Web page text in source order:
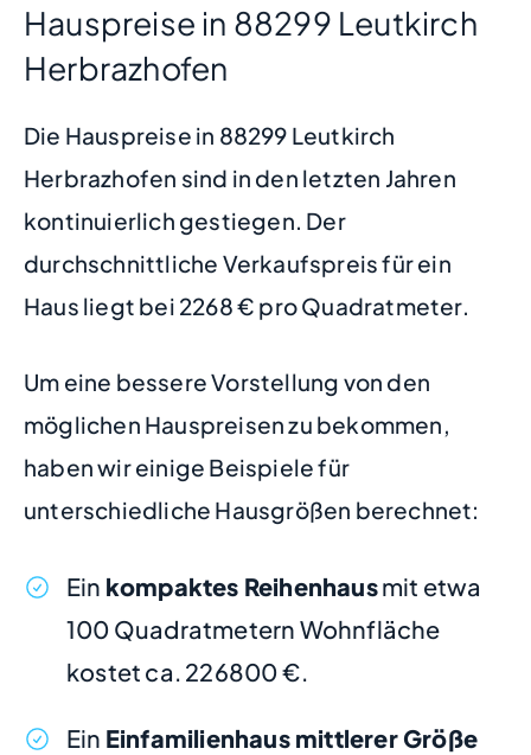
Hauspreise in 88299 Leutkirch
Herbrazhofen
Die Hauspreise in 88299 Leutkirch
Herbrazhofen sind in den letzten Jahren
kontinuierlich gestiegen. Der
durchschnittliche Verkaufspreis für ein
Haus liegt bei 2268 € pro Quadratmeter.
Um eine bessere Vorstellung von den
möglichen Hauspreisen zu bekommen,
haben wir einige Beispiele für
unterschiedliche Hausgrößen berechnet:
Ein kompaktes Reihenhausmit etwa
100 Quadratmetern Wohnfläche
kostet ca. 226800 €.
Ein Einfamilienhaus mittlerer Größe